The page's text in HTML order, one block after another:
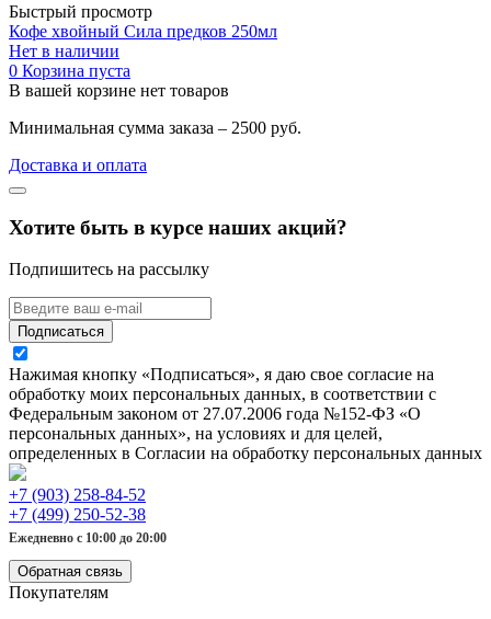
Быстрый просмотр
Кофе хвойный Сила предков 250мл
Нет в наличии
0 Корзина пуста
В вашей корзине нет товаров
Минимальная сумма заказа – 2500 руб.
Доставка и оплата
Хотите быть в курсе наших акций?
Подпишитесь на рассылку
Подписаться
Нажимая кнопку «Подписаться», я даю свое согласие на
обработку моих персональных данных, в соответствии с
Федеральным законом от 27.07.2006 года №152-ФЗ «О
персональных данных», на условиях и для целей,
определенных в Согласии на обработку персональных данных
+7 (903) 258-84-52
+7 (499) 250-52-38
Ежедневно с 10:00 до 20:00
Обратная связь
Покупателям